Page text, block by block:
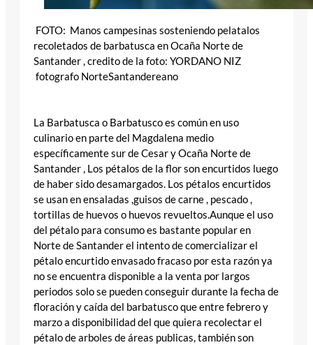
FOTO: Manos campesinas sosteniendo pelatalos
recoletados de barbatusca en Ocaña Norte de
Santander , credito de la foto: YORDANO NIZ
fotografo NorteSantandereano
La Barbatusca o Barbatusco es común en uso
culinario en parte del Magdalena medio
específicamente sur de Cesar y Ocaña Norte de
Santander , Los pétalos de la flor son encurtidos luego
de haber sido desamargados. Los pétalos encurtidos
se usan en ensaladas ,guisos de carne , pescado ,
tortillas de huevos o huevos revueltos.Aunque el uso
del pétalo para consumo es bastante popular en
Norte de Santander el intento de comercializar el
pétalo encurtido envasado fracaso por esta razón ya
no se encuentra disponible a la venta por largos
periodos solo se pueden conseguir durante la fecha de
floración y caída del barbatusco que entre febrero y
marzo a disponibilidad del que quiera recolectar el
pétalo de arboles de áreas publicas, también son